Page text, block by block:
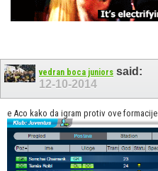
vedran boca juniors said:
12-10-2014
e Aco kako da igram protiv ove formacije